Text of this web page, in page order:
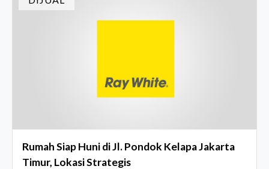
Rumah Siap Huni di Jl. Pondok Kelapa Jakarta
Timur, Lokasi Strategis